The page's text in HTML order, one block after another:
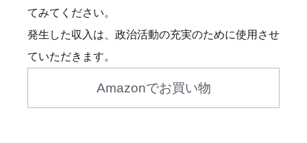
てみてください。
発生した収入は、政治活動の充実のために使用させ
ていただきます。
Amazonでお買い物